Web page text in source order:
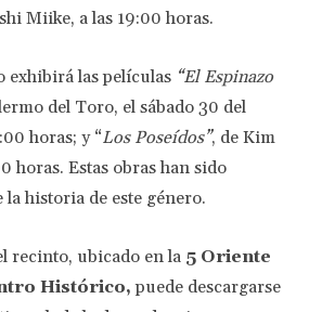
Miike, a las 19:00 horas.
exhibirá las películas “El Espinazo
del Toro, el sábado 30 del
horas; y “Los Poseídos”, de Kim
horas. Estas obras han sido
historia de este género.
recinto, ubicado en la 5 Oriente
Histórico, puede descargarse